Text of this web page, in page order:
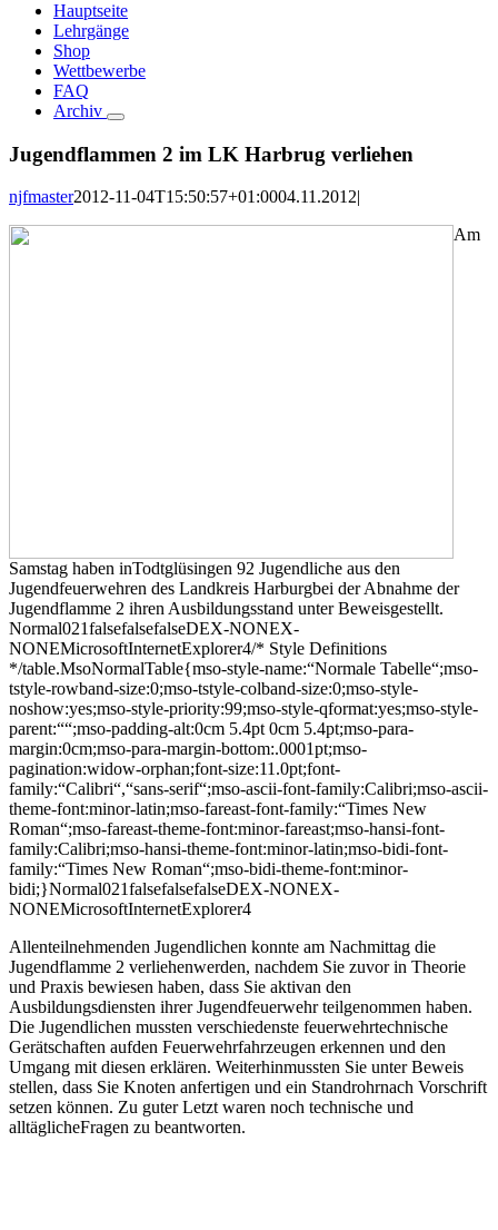
Hauptseite
Lehrgänge
Shop
Wettbewerbe
FAQ
Archiv
Jugendflammen 2 im LK Harbrug verliehen
njfmaster2012-11-04T15:50:57+01:0004.11.2012|
Am
Samstag haben inTodtglüsingen 92 Jugendliche aus den
Jugendfeuerwehren des Landkreis Harburgbei der Abnahme der
Jugendflamme 2 ihren Ausbildungsstand unter Beweisgestellt.
Normal021falsefalsefalseDEX-NONEX-
NONEMicrosoftInternetExplorer4/* Style Definitions
*/table.MsoNormalTable{mso-style-name:“Normale Tabelle“;mso-
tstyle-rowband-size:0;mso-tstyle-colband-size:0;mso-style-
noshow:yes;mso-style-priority:99;mso-style-qformat:yes;mso-style-
parent:““;mso-padding-alt:0cm 5.4pt 0cm 5.4pt;mso-para-
margin:0cm;mso-para-margin-bottom:.0001pt;mso-
pagination:widow-orphan;font-size:11.0pt;font-
family:“Calibri“,“sans-serif“;mso-ascii-font-family:Calibri;mso-ascii-
theme-font:minor-latin;mso-fareast-font-family:“Times New
Roman“;mso-fareast-theme-font:minor-fareast;mso-hansi-font-
family:Calibri;mso-hansi-theme-font:minor-latin;mso-bidi-font-
family:“Times New Roman“;mso-bidi-theme-font:minor-
bidi;}Normal021falsefalsefalseDEX-NONEX-
NONEMicrosoftInternetExplorer4
Allenteilnehmenden Jugendlichen konnte am Nachmittag die
Jugendflamme 2 verliehenwerden, nachdem Sie zuvor in Theorie
und Praxis bewiesen haben, dass Sie aktivan den
Ausbildungsdiensten ihrer Jugendfeuerwehr teilgenommen haben.
Die Jugendlichen mussten verschiedenste feuerwehrtechnische
Gerätschaften aufden Feuerwehrfahrzeugen erkennen und den
Umgang mit diesen erklären. Weiterhinmussten Sie unter Beweis
stellen, dass Sie Knoten anfertigen und ein Standrohrnach Vorschrift
setzen können. Zu guter Letzt waren noch technische und
alltäglicheFragen zu beantworten.